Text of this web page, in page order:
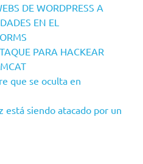
DE WORDPRESS A
EN EL
PARA HACKEAR
que se oculta en
está siendo atacado por un